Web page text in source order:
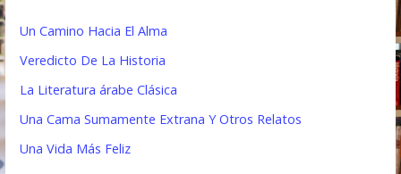
a
ó
Un Camino Hacia El Alma
Veredicto De La Historia
La Literatura árabe Clásica
Una Cama Sumamente Extrana Y Otros Relatos
Una Vida Más Feliz